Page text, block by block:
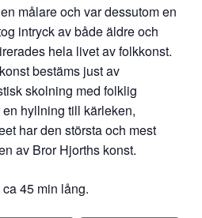
målare och var dessutom en
intryck av både äldre och
hela livet av folkkonst.
bestäms just av
skolning med folklig
hyllning till kärleken,
har den största och mest
av Bror Hjorths konst.
45 min lång.